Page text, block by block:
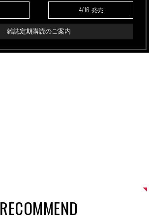
4/16 発売
雑誌定期購読のご案内
RECOMMEND